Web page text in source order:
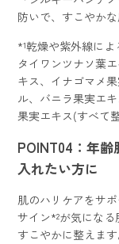
防いで、すこやか
*¹乾燥や紫外線によ
タイワンツナソ葉
キス、イナゴマメ
ル、バニラ果実エ
果実エキス(すべて
POINT04：年齢
入れたい方に
肌のハリケアをサ
サイン*²が気にな
すこやかに整えます